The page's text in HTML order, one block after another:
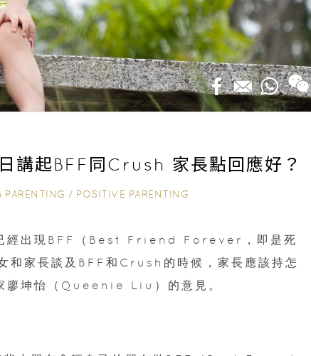
講起BFF同Crush 家長點回應好？
PARENTING / POSITIVE PARENTING
已經出現BFF（Best Friend Forever，即是死
和家長談及BFF和Crush的時候，家長應該持怎
廖坤怡（Queenie Liu）的意見。